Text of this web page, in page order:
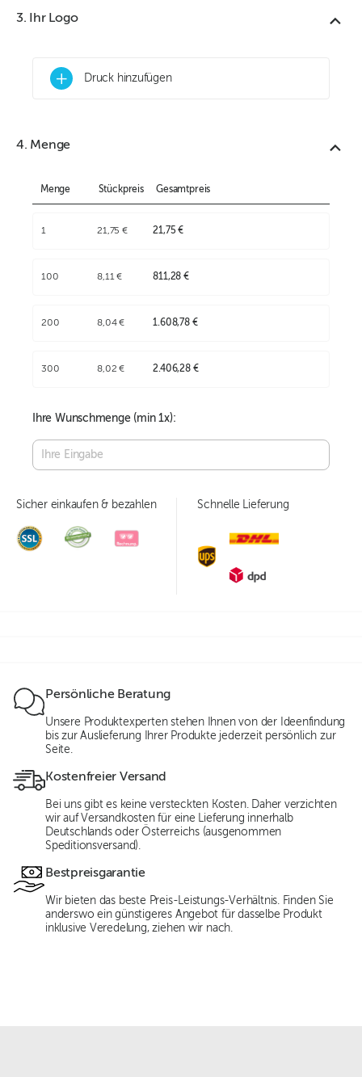
3. Ihr Logo
+ Druck hinzufügen
4. Menge
Menge Stückpreis Gesamtpreis
1 21,75 € 21,75 €
100 8,11 € 811,28 €
200 8,04 € 1.608,78 €
300 8,02 € 2.406,28 €
Ihre Wunschmenge (min1x):
Sicher einkaufen & bezahlen Schnelle Lieferung
Persönliche Beratung
Unsere Produktexperten stehen Ihnen von der Ideenfindung
bis zur Auslieferung Ihrer Produkte jederzeit persönlich zur
Seite.
Kostenfreier Versand
Bei uns gibt es keine versteckten Kosten. Daher verzichten
wir auf Versandkosten für eine Lieferung innerhalb
Deutschlands oder Österreichs (ausgenommen
Speditionsversand).
Bestpreisgarantie
Wir bieten das beste Preis-Leistungs-Verhältnis. Finden Sie
anderswo ein günstigeres Angebot für dasselbe Produkt
inklusive Veredelung, ziehen wir nach.